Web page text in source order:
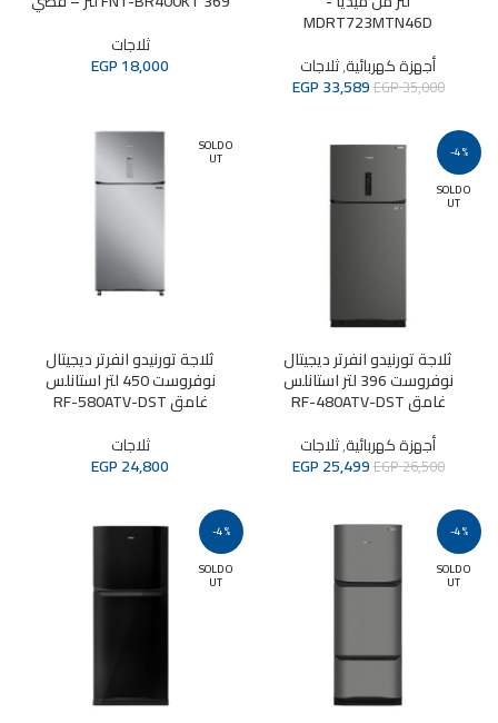
MDRT723MTN46D
أجهزة كهربائية,ثلاجات
EGP35,000
EGP33,589
ثلاجات
EGP18,000
-4%
SOLD O
UT
ثلاجة تورنيدو انفرتر ديجيتال
نوفروست 396 لتر استانلس
غامق RF-480ATV-DST
أجهزة كهربائية,ثلاجات
EGP26,500
EGP25,499
SOLD O
UT
ثلاجة تورنيدو انفرتر ديجيتال
نوفروست 450 لتر استانلس
غامق RF-580ATV-DST
ثلاجات
EGP24,800
-4%
SOLD O
UT
-4%
SOLD O
UT